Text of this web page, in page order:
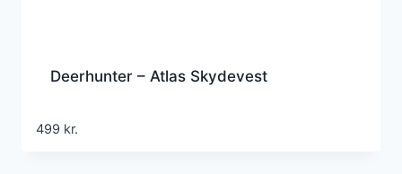
Deerhunter – Atlas Skydevest
499 kr.